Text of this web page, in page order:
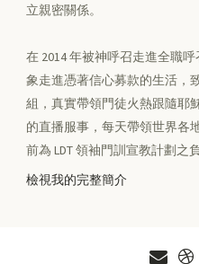
立親密關係。
在 2014 年被神呼召走進全職
象走進憑著信心募款的生活，
組，真實帶領門徒火熱跟隨耶
的直播服事，每天帶領世界各
前為 LDT 領袖門訓宣教計劃之
檢視我的完整簡介